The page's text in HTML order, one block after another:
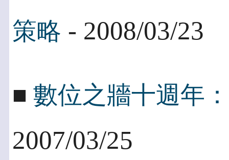
策略 - 2008/03/23
■ 數位之牆十週年
2007/03/25